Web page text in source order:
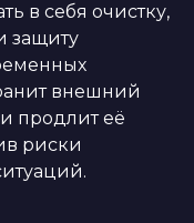
в себя очистку,
защиту
внешний
продлит её
риски